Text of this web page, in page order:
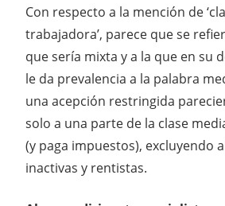
Con respecto a la mención de
trabajadora’, parece que se
que sería mixta y a la que en su
le da prevalencia a la palabra
una acepción restringida
solo a una parte de la clase
(y paga impuestos), excluyendo
inactivas y rentistas.